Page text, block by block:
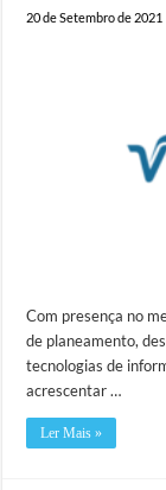
20 de Setembro de 2021
Com presença no
de planeamento,
tecnologias de
acrescentar …
Ler Mais »